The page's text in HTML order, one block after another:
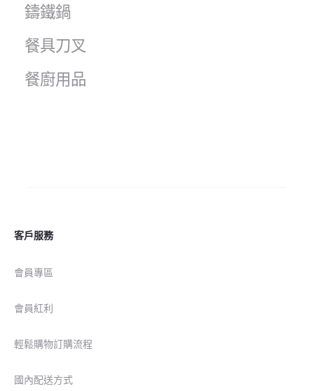
鑄鐵鍋
餐具刀叉
餐廚用品
客戶服務
會員專區
會員紅利
輕鬆購物訂購流程
國內配送方式